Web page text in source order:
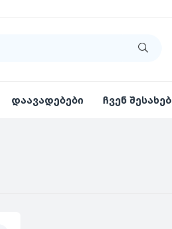
დაავადებები ჩვენ შესახებ